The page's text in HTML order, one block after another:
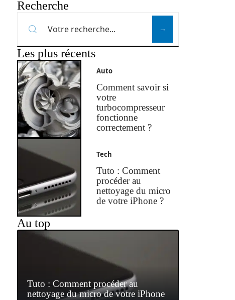
Recherche
Les plus récents
Auto
Comment savoir si
votre
turbocompresseur
fonctionne
correctement ?
Tech
Tuto : Comment
procéder au
nettoyage du micro
de votre iPhone ?
Au top
Tuto : Comment procéder au
nettoyage du micro de votre iPhone